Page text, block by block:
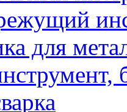
для